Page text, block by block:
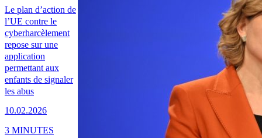
Le plan d’action de
l’UE contre le
cyberharcèlement
repose sur une
application
permettant aux
enfants de signaler
les abus
10.02.2026
3 MINUTES